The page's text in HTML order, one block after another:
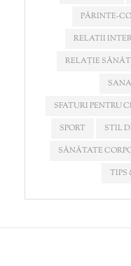
PĂRINTE-
RELATII
RELAȚIE
SFATURI PENTRU
SPORT
STIL
SĂNĂTATE
TIPS